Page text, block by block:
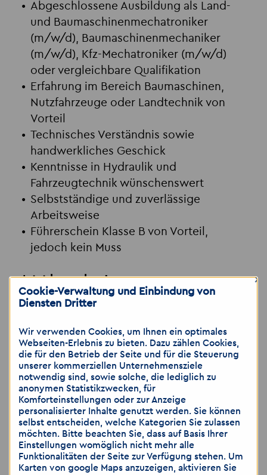
Abgeschlossene Ausbildung als Land-
und Baumaschinenmechatroniker
(m/w/d), Baumaschinenmechaniker
(m/w/d), Kfz-Mechatroniker (m/w/d)
oder vergleichbare Qualifikation
Erfahrung im Bereich Baumaschinen,
Nutzfahrzeuge oder Landtechnik von
Vorteil
Technisches Verständnis sowie
handwerkliches Geschick
Kenntnisse in Hydraulik und
Fahrzeugtechnik wünschenswert
Selbstständige und zuverlässige
Arbeitsweise
Führerschein Klasse B von Vorteil,
jedoch kein Muss
Jetzt bewerben!
anleipzig@akzent-personal.de oder ruf
uns direkt an unter0341 9837828bzw.
mobil0152 59141831– gerne auch per
Messenger.
Akzent Personaldienstleistungen GmbH
Ansprechpartnerin: Elin Wilhelm
Großer Brockhaus 1
04103 Leipzig
Cookie-Verwaltung und Einbindung von
Diensten Dritter
×
Wir verwenden Cookies, um Ihnen ein optimales
Webseiten-Erlebnis zu bieten. Dazu zählen Cookies,
die für den Betrieb der Seite und für die Steuerung
unserer kommerziellen Unternehmensziele
notwendig sind, sowie solche, die lediglich zu
anonymen Statistikzwecken, für
Komforteinstellungen oder zur Anzeige
personalisierter Inhalte genutzt werden. Sie können
selbst entscheiden, welche Kategorien Sie zulassen
möchten. Bitte beachten Sie, dass auf Basis Ihrer
Einstellungen womöglich nicht mehr alle
Funktionalitäten der Seite zur Verfügung stehen. Um
Karten von google Maps anzuzeigen, aktivieren Sie